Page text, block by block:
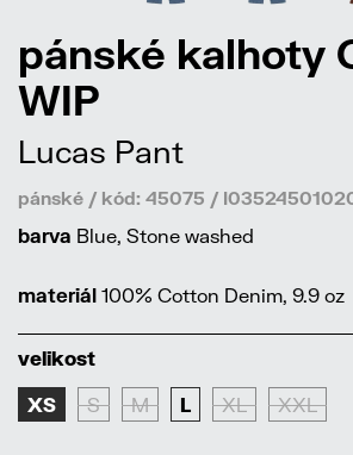
pánské kalhoty
WIP
Lucas Pant
pánské / kód: 45075 /
barva Blue, Stone washed
materiál 100% Cotton Denim, 9.9 oz
velikost
XS S M L XL XXL